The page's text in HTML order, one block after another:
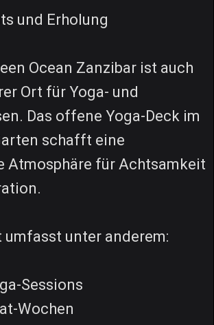
und Erholung
Ocean Zanzibar ist auch
Ort für Yoga- und
Das offene Yoga-Deck im
schafft eine
Atmosphäre für Achtsamkeit
umfasst unter anderem:
Sessions
Wochen